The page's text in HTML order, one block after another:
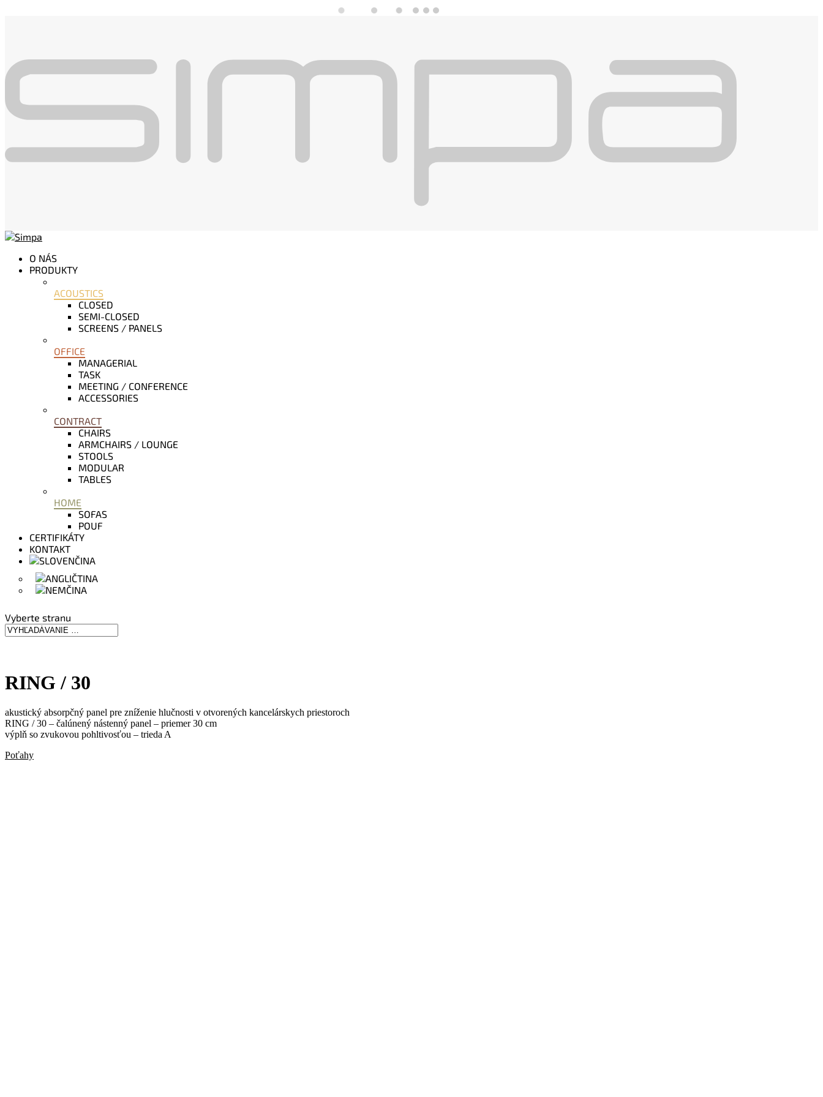
O NÁS
PRODUKTY
ACOUSTICS
CLOSED
SEMI-CLOSED
SCREENS / PANELS
OFFICE
MANAGERIAL
TASK
MEETING / CONFERENCE
ACCESSORIES
CONTRACT
CHAIRS
ARMCHAIRS / LOUNGE
STOOLS
MODULAR
TABLES
HOME
SOFAS
POUF
CERTIFIKÁTY
KONTAKT
Vyberte stranu
RING / 30
akustický absorpčný panel pre zníženie hlučnosti v otvorených kancelárskych priestoroch
RING / 30 – čalúnený nástenný panel – priemer 30 cm
výplň so zvukovou pohltivosťou – trieda A
Poťahy